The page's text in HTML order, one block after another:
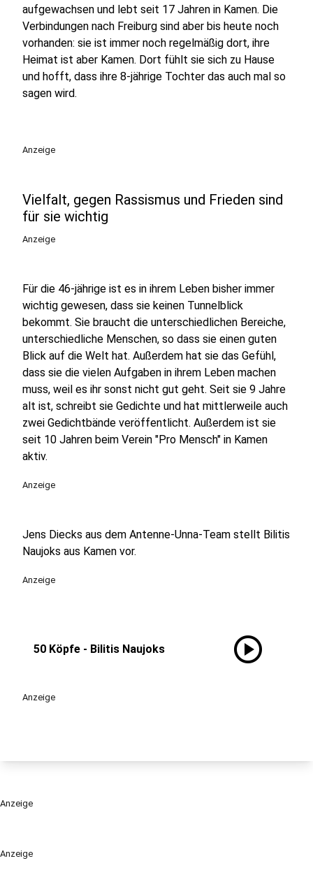
Anzeige
aufgewachsen und lebt seit 17 Jahren in Kamen. Die
Verbindungen nach Freiburg sind aber bis heute noch
vorhanden: sie ist immer noch regelmäßig dort, ihre
Heimat ist aber Kamen. Dort fühlt sie sich zu Hause
und hofft, dass ihre 8-jährige Tochter das auch mal so
sagen wird.
Anzeige
Vielfalt, gegen Rassismus und Frieden sind
für sie wichtig
Anzeige
Für die 46-jährige ist es in ihrem Leben bisher immer
wichtig gewesen, dass sie keinen Tunnelblick
bekommt. Sie braucht die unterschiedlichen Bereiche,
unterschiedliche Menschen, so dass sie einen guten
Blick auf die Welt hat. Außerdem hat sie das Gefühl,
dass sie die vielen Aufgaben in ihrem Leben machen
muss, weil es ihr sonst nicht gut geht. Seit sie 9 Jahre
alt ist, schreibt sie Gedichte und hat mittlerweile auch
zwei Gedichtbände veröffentlicht. Außerdem ist sie
seit 10 Jahren beim Verein "Pro Mensch" in Kamen
aktiv.
Anzeige
Jens Diecks aus dem Antenne-Unna-Team stellt Bilitis
Naujoks aus Kamen vor.
Anzeige
50 Köpfe - Bilitis Naujoks play_circle
Anzeige
Anzeige